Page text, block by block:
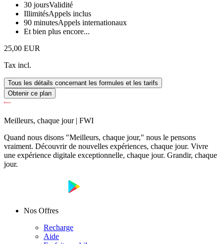
30 joursValidité
IllimitésAppels inclus
90 minutesAppels internationaux
Et bien plus encore...
25,00 EUR
Tax incl.
Tous les détails concernant les formules et les tarifs
Obtenir ce plan
Meilleurs, chaque jour | FWI
Quand nous disons "Meilleurs, chaque jour," nous le pensons
vraiment. Découvrir de nouvelles expériences, chaque jour. Vivre
une expérience digitale exceptionnelle, chaque jour. Grandir, chaque
jour.
Nos Offres
Recharge
Aide